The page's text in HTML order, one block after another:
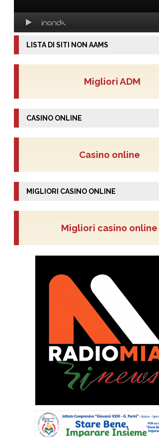
LISTA DI SITI NON AAMS
Migliori ADM
CASINO ONLINE
Casino online
MIGLIORI CASINO ONLINE
Migliori casino online